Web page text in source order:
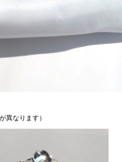
異なります）